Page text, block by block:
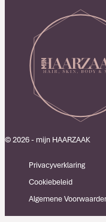
© 2026 - mijn HAARZAAK
Privacyverklaring
Cookiebeleid
Algemene